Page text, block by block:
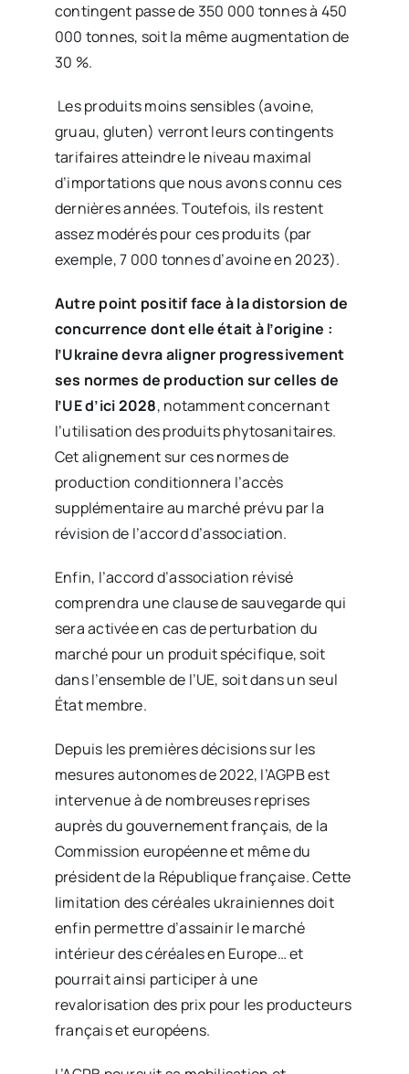
contingent passe de 350 000 tonnes à 450
000 tonnes, soit la même augmentation de
30 %.
Les produits moins sensibles (avoine,
gruau, gluten) verront leurs contingents
tarifaires atteindre le niveau maximal
d’importations que nous avons connu ces
dernières années. Toutefois, ils restent
assez modérés pour ces produits (par
exemple, 7 000 tonnes d’avoine en 2023).
Autre point positif face à la distorsion de
concurrence dont elle était à l’origine :
l’Ukraine devra aligner progressivement
ses normes de production sur celles de
l’UE d’ici 2028, notamment concernant
l’utilisation des produits phytosanitaires.
Cet alignement sur ces normes de
production conditionnera l’accès
supplémentaire au marché prévu par la
révision de l’accord d’association.
Enfin, l’accord d’association révisé
comprendra une clause de sauvegarde qui
sera activée en cas de perturbation du
marché pour un produit spécifique, soit
dans l’ensemble de l’UE, soit dans un seul
État membre.
Depuis les premières décisions sur les
mesures autonomes de 2022, l’AGPB est
intervenue à de nombreuses reprises
auprès du gouvernement français, de la
Commission européenne et même du
président de la République française. Cette
limitation des céréales ukrainiennes doit
enfin permettre d’assainir le marché
intérieur des céréales en Europe… et
pourrait ainsi participer à une
revalorisation des prix pour les producteurs
français et européens.